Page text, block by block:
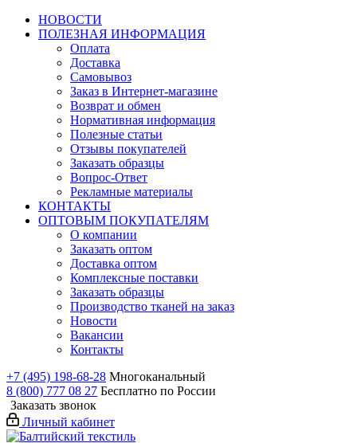
НОВОСТИ
ПОЛЕЗНАЯ ИНФОРМАЦИЯ
Оплата
Доставка
Самовывоз
Заказ в Интернет-магазине
Возврат и обмен
Нормативная информация
Полезные статьи
Отзывы покупателей
Заказать образцы
Вопрос-Ответ
Рекламные материалы
КОНТАКТЫ
ОПТОВЫМ ПОКУПАТЕЛЯМ
О компании
Заказать оптом
Доставка оптом
Комплексные поставки
Заказать образцы
Производство тканей на заказ
Новости
Вакансии
Контакты
+7 (495) 198-68-28 Многоканальный
8 (800) 777 08 27 Бесплатно по России
Заказать звонок
Личный кабинет